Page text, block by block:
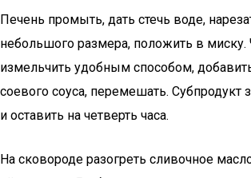
Печень промыть, дать стечь воде,
небольшого размера, положить в
измельчить удобным способом,
соевого соуса, перемешать. Субпродукт
и оставить на четверть часа.
На сковороде разогреть сливочное